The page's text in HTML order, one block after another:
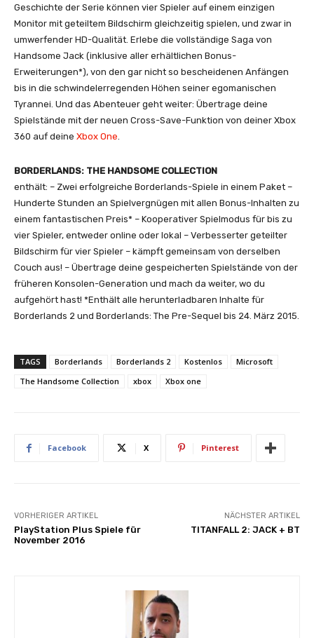
Geschichte der Serie können vier Spieler auf einem einzigen
Monitor mit geteiltem Bildschirm gleichzeitig spielen, und zwar in
umwerfender HD-Qualität. Erlebe die vollständige Saga von
Handsome Jack (inklusive aller erhältlichen Bonus-
Erweiterungen*), von den gar nicht so bescheidenen Anfängen
bis in die schwindelerregenden Höhen seiner egomanischen
Tyrannei. Und das Abenteuer geht weiter: Übertrage deine
Spielstände mit der neuen Cross-Save-Funktion von deiner Xbox
360 auf deine Xbox One.
BORDERLANDS: THE HANDSOME COLLECTION
enthält: – Zwei erfolgreiche Borderlands-Spiele in einem Paket –
Hunderte Stunden an Spielvergnügen mit allen Bonus-Inhalten zu
einem fantastischen Preis* – Kooperativer Spielmodus für bis zu
vier Spieler, entweder online oder lokal – Verbesserter geteilter
Bildschirm für vier Spieler – kämpft gemeinsam von derselben
Couch aus! – Übertrage deine gespeicherten Spielstände von der
früheren Konsolen-Generation und mach da weiter, wo du
aufgehört hast! *Enthält alle herunterladbaren Inhalte für
Borderlands 2 und Borderlands: The Pre-Sequel bis 24. März 2015.
TAGS Borderlands Borderlands 2 Kostenlos
Microsoft
The Handsome Collection
xbox Xbox one
Facebook X Pinterest
VORHERIGER ARTIKEL
PlayStation Plus Spiele für
November 2016
NÄCHSTER ARTIKEL
TITANFALL 2: JACK + BT